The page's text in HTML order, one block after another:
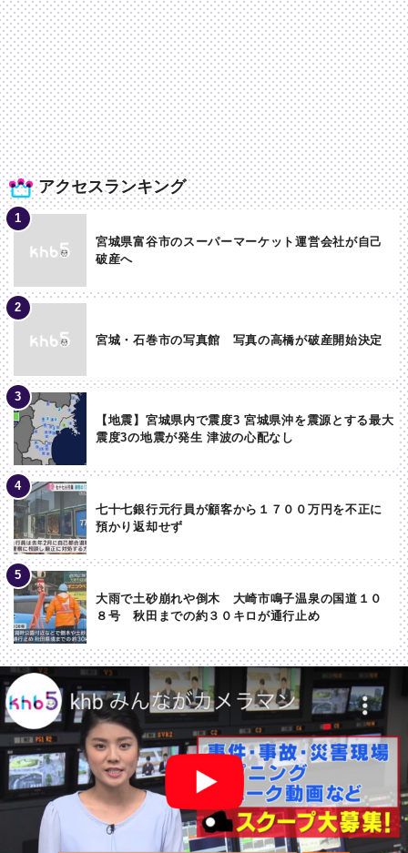
アクセスランキング
宮城県富谷市のスーパーマーケット運営会社が自己
破産へ
宮城・石巻市の写真館 写真の高橋が破産開始決定
【地震】宮城県内で震度3 宮城県沖を震源とする最大
震度3の地震が発生 津波の心配なし
七十七銀行元行員が顧客から１７００万円を不正に
預かり返却せず
大雨で土砂崩れや倒木 大崎市鳴子温泉の国道１０
８号 秋田までの約３０キロが通行止め